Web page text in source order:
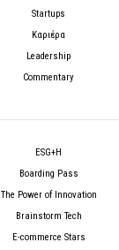
Startups
Καριέρα
Leadership
Commentary
ESG+H
Boarding Pass
The Power of Innovation
Brainstorm Tech
E-commerce Stars